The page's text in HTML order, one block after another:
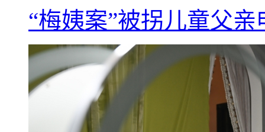
“梅姨案”被拐儿童父